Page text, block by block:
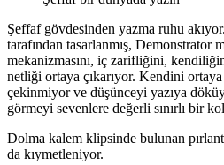
Şeffaf gövdesinden yazma ruhu
tarafından tasarlanmış, Demonstrator
mekanizmasını, iç zarifliğini,
netliği ortaya çıkarıyor. Kendini
çekinmiyor ve düşünceyi yazıya
görmeyi sevenlere değerli sınırlı bir
Dolma kalem klipsinde bulunan
da kıymetleniyor.